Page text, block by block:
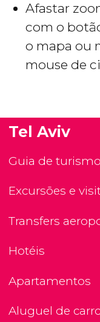
Afastar
com o
o mapa ou
mouse de
Tel Aviv
Guia de turismo
Excursões e
Transfers
Hotéis
Apartamentos
Aluguel de